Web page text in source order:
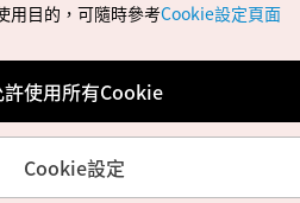
版權所有
來信至官方信箱
用目的，可隨時參考Cookie設定頁面
許使用所有Cookie
Cookie設定